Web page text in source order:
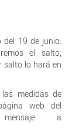
19 de junio:
el salto;
salto lo hará en
medidas de
web del
a